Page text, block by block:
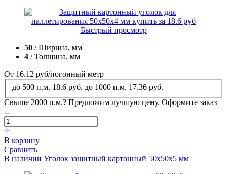
Быстрый просмотр
50 / Ширина, мм
4 / Толщина, мм
От 16.12 руб/погонный метр
до 500 п.м. 18.6 руб. до 1000 п.м. 17.36 руб.
Свыше 2000 п.м.? Предложим лучшую цену. Оформите заказ
В корзину
Сравнить
В наличии Уголок защитный картонный 50x50x5 мм